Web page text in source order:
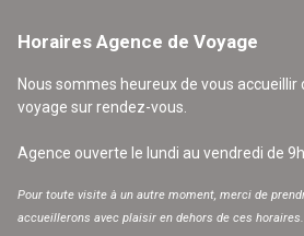
Horaires Agence de Voyage
Nous sommes heureux de vous accueillir
voyage sur rendez-vous.
Agence ouverte le lundi au vendredi de
Pour toute visite à un autre moment, merci de
accueillerons avec plaisir en dehors de ces horaires.